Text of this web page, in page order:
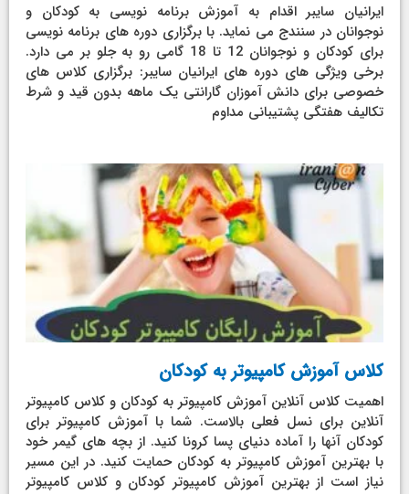
ایرانیان سایبر اقدام به آموزش برنامه نویسی به کودکان و
نوجوانان در سنندج می نماید. با برگزاری دوره های برنامه نویسی
برای کودکان و نوجوانان 12 تا 18 گامی رو به جلو بر می دارد.
برخی ویژگی های دوره های ایرانیان سایبر: برگزاری کلاس های
خصوصی برای دانش آموزان گارانتی یک ماهه بدون قید و شرط
تکالیف هفتگی پشتیبانی مداوم
کلاس آموزش کامپیوتر به کودکان
اهمیت کلاس آنلاین آموزش کامپیوتر به کودکان و کلاس کامپیوتر
آنلاین برای نسل فعلی بالاست. شما با آموزش کامپیوتر برای
کودکان آنها را آماده دنیای پسا کرونا کنید. از بچه های گیمر خود
با بهترین آموزش کامپیوتر به کودکان حمایت کنید. در این مسیر
نیاز است از بهترین آموزش کامپیوتر کودکان و کلاس کامپیوتر